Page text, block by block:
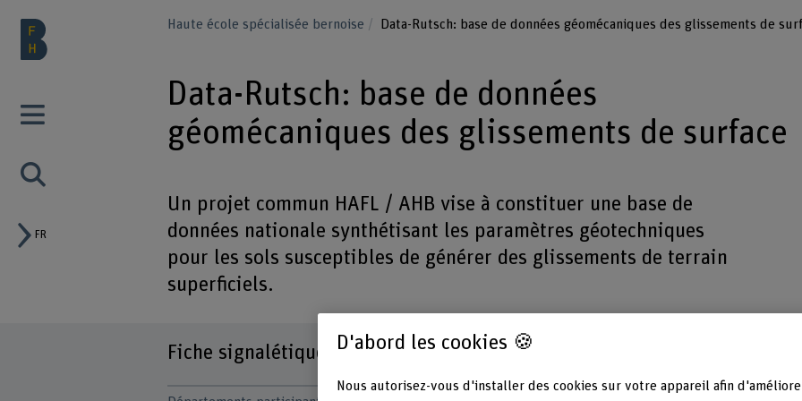
FR
Haute école spécialisée bernoise Data-Rutsch: base de données géomécaniques des glissements de
Data-Rutsch: base de données
géomécaniques des glissements de surface
Un projet commun HAFL / AHB vise à constituer une base de
données nationale synthétisant les paramètres géotechniques
pour les sols susceptibles de générer des glissements de terrain
superficiels.
Fiche signalétique D'abord les cookies 🍪
Nous autorisez-vous d'installer des cookies sur votre appareil afin